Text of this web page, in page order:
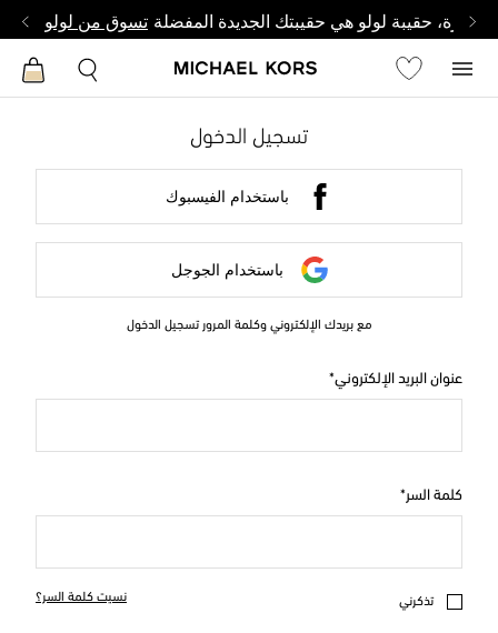
وصغيرة، حقيبة لولو هي حقيبتك الجديدة المفضلة تسوق من لولو
تسجيل الدخول
باستخدام الفيسبوك
باستخدام الجوجل
مع بريدك الإلكتروني وكلمة المرور تسجيل الدخول
عنوان البريد الإلكتروني
كلمة السر
تذكرني نسيت كلمة السر؟